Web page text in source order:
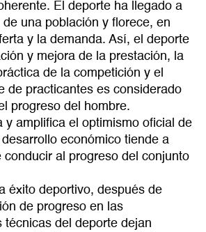
El deporte ha llegado a
una población y florece, en
y la demanda. Así, el deporte
y mejora de la prestación, la
de la competición y el
de practicantes es considerado
progreso del hombre.
y amplifica el optimismo oficial de
económico tiende a
conducir al progreso del conjunto
éxito deportivo, después de
de progreso en las
técnicas del deporte dejan